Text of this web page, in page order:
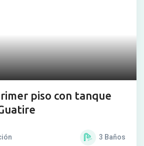
piso con tanque
3 Baños